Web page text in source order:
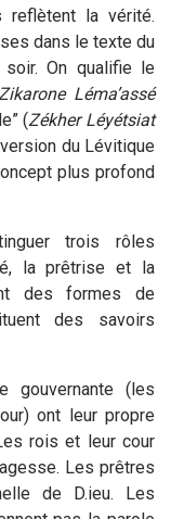
reflètent la vérité.
dans le texte du
On qualifie le
Zikarone Léma’assé
(Zékher Léyétsiat
du Lévitique
plus profond
trois rôles
la prêtrise et la
des formes de
des savoirs
gouvernante (les
ont leur propre
rois et leur cour
Les prêtres
de D.ieu. Les